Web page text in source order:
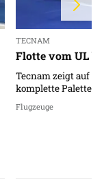
TECNAM
Flotte vom UL
Tecnam zeigt auf
komplette Palette
Flugzeuge